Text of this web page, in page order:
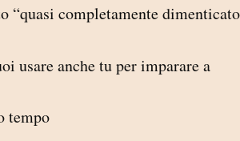
“quasi completamente
usare anche tu per imparare a
tempo